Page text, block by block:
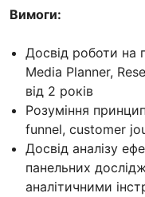
Вимоги:
Досвід роботи на
Media Planner,
від 2 років
Розуміння
funnel, customer
Досвід аналізу
панельних
аналітичними